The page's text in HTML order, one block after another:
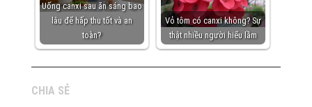
Uống canxi sau ăn sáng bao
lâu để hấp thu tốt và an
toàn?
Vỏ tôm có canxi không? Sự
thật nhiều người hiểu lầm
CHIA SẺ